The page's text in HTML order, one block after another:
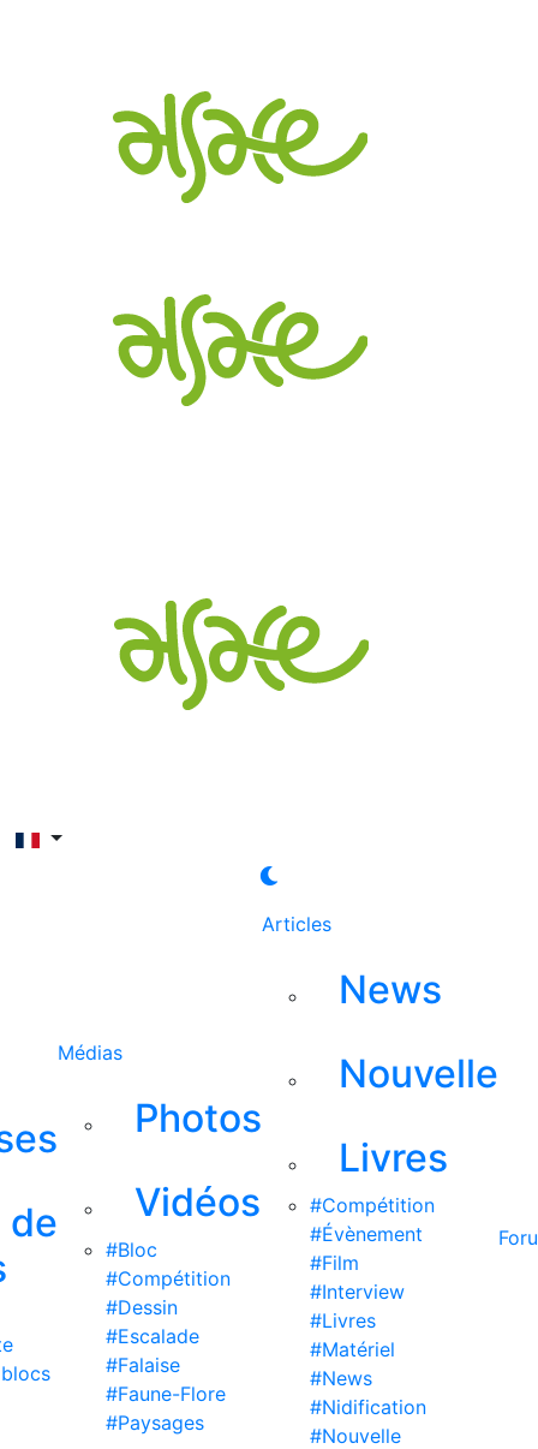
de
Médias
Photos
Vidéos
#Bloc
#Compétition
#Dessin
#Escalade
#Falaise
#Faune-Flore
#Paysages
Articles
News
Nouvelle
Livres
#Compétition
#Évènement
#Film
#Interview
#Livres
#Matériel
#News
#Nidification
#Nouvelle